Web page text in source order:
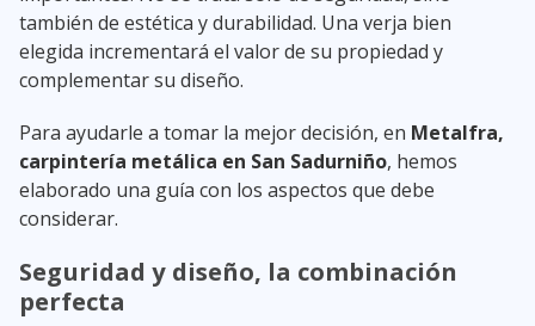
también de estética y durabilidad. Una verja bien
elegida incrementará el valor de su propiedad y
complementar su diseño.
Para ayudarle a tomar la mejor decisión, en Metalfra,
carpintería metálica en San Sadurniño, hemos
elaborado una guía con los aspectos que debe
considerar.
Seguridad y diseño, la combinación
perfecta